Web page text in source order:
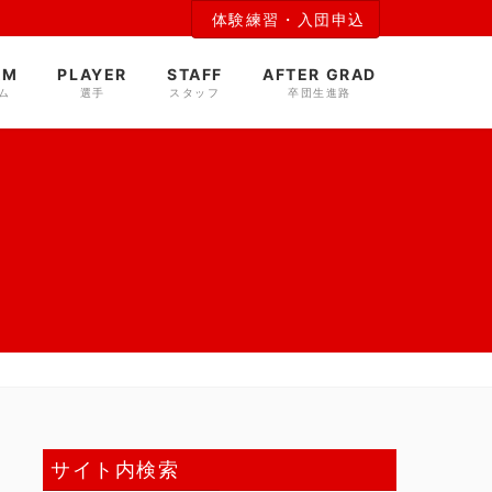
体験練習・入団申込
PLAYER
選手
STAFF
スタッフ
AFTER GRAD
卒団生進路
サイト内検索